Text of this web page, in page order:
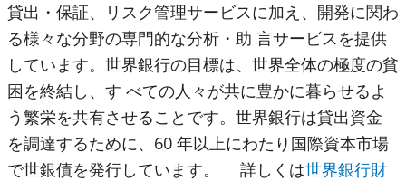
貸出・保証、リスク管理サービスに加え、開発に関わ
る様々な分野の専門的な分析・助 言サービスを提供
しています。世界銀行の目標は、世界全体の極度の貧
困を終結し、す べての人々が共に豊かに暮らせるよ
う繁栄を共有させることです。世界銀行は貸出資金
を調達するために、60 年以上にわたり国際資本市場
で世銀債を発行しています。 詳しくは世界銀行財